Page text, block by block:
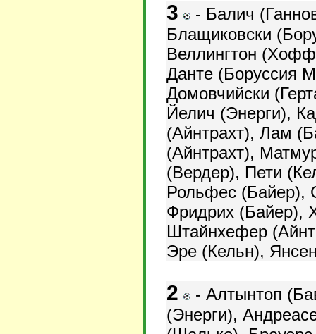
3 - Балич
Блащиковски
Веллингтон
Данте (Боруссия
Домовчийски
Йелич (Энерги),
(Айнтрахт), Лам
(Айнтрахт),
(Вердер), Пети
Рольфес (Байер),
Фридрих (Байер),
Штайнхефер
Эре (Кельн),
2 - Алтынтоп
(Энерги),